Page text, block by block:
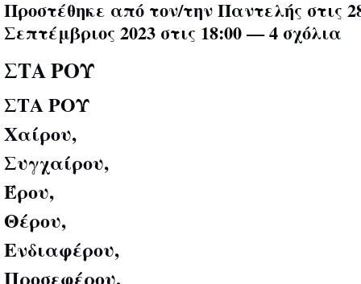
Προστέθηκε από τον/τηνΠαντελής στις
Σεπτέμβριος 2023 στις 18:00 —4 σχόλια
ΣΤΑ ΡΟΥ
ΣΤΑ ΡΟΥ
Χαίρου,
Συγχαίρου,
Έρου,
Θέρου,
Ενδιαφέρου,
Προσεφέρου,